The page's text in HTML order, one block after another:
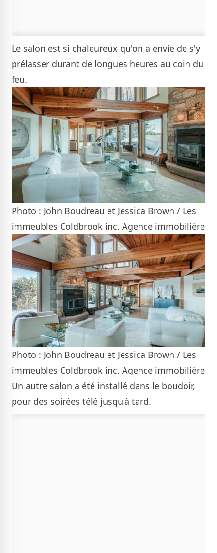
Le salon est si chaleureux qu'on a envie de s'y
prélasser durant de longues heures au coin du
feu.
Photo : John Boudreau et Jessica Brown / Les
immeubles Coldbrook inc. Agence immobilière
Photo : John Boudreau et Jessica Brown / Les
immeubles Coldbrook inc. Agence immobilière
Un autre salon a été installé dans le boudoir,
pour des soirées télé jusqu'à tard.